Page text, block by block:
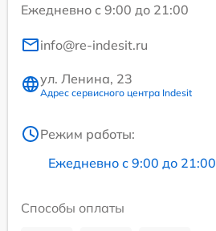
Ежедневно с 9:00 до 21:00
info@re-indesit.ru
ул. Ленина, 23
Адрес сервисного центра Indesit
Режим работы:
Ежедневно с 9:00 до 21:00
Способы оплаты